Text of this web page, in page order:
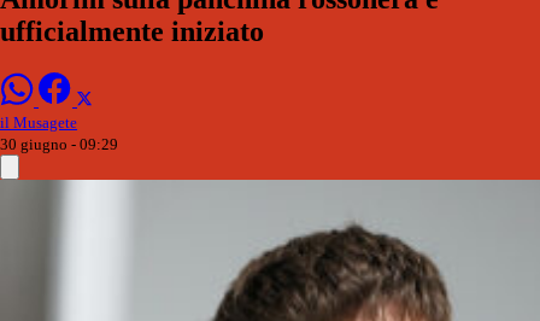
ufficialmente iniziato
il Musagete
30 giugno - 09:29